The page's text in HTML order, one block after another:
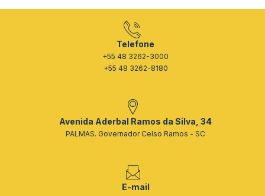
Telefone
+55 48 3262-3000
+55 48 3262-8180
Avenida Aderbal Ramos da Silva, 34
PALMAS. Governador Celso Ramos - SC
E-mail